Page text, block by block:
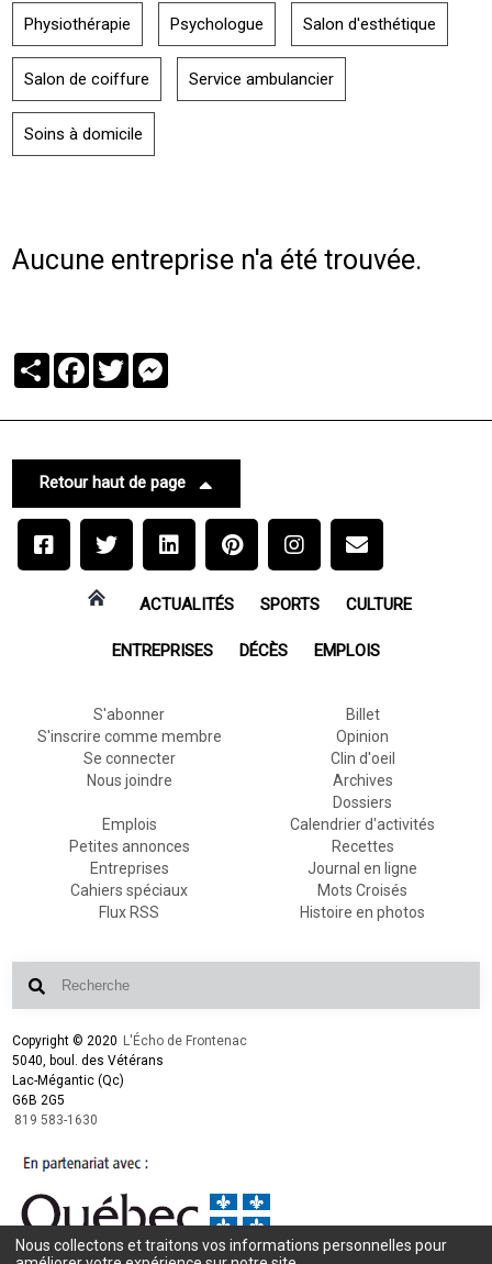
Physiothérapie Psychologue Salon d'esthétique
Salon de coiffure Service ambulancier
Soins à domicile
Aucune entreprise n'a été trouvée.
PartagerFacebook
Twitter
Retour haut de page
ACTUALITÉS SPORTS CULTURE
ENTREPRISES DÉCÈS EMPLOIS
S'abonner
S'inscrire comme membre
Se connecter
Nous joindre
Billet
Opinion
Clin d'oeil
Archives
Dossiers
Emplois
Petites annonces
Entreprises
Cahiers spéciaux
Flux RSS
Calendrier d'activités
Recettes
Journal en ligne
Mots Croisés
Histoire en photos
Copyright © 2020 L'Écho de Frontenac
5040, boul. des Vétérans
Lac-Mégantic (Qc)
G6B 2G5
819 583-1630
Nous collectons et traitons vos informations personnelles pour